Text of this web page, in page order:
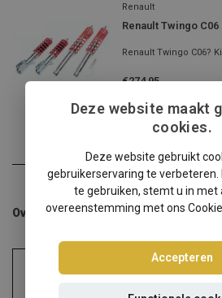
Renault
Renault Twingo
Renault Twingo C06?
€274,95
Overige categorieën in Schroefsets
Deze website maakt
cookies.
Deze website gebruikt
gebruikerservaring te verbeteren.
te gebruiken, stemt u in met
overeenstemming met ons
Accepteren